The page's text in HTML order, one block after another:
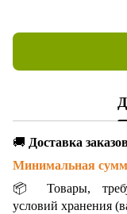
🚚 Доставка
Минимальная
📦 Товары,
условий хранения